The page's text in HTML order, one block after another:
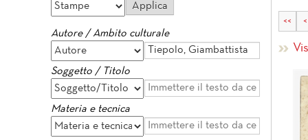
Autore / Ambito culturale
Soggetto / Titolo
Materia e tecnica
<< <